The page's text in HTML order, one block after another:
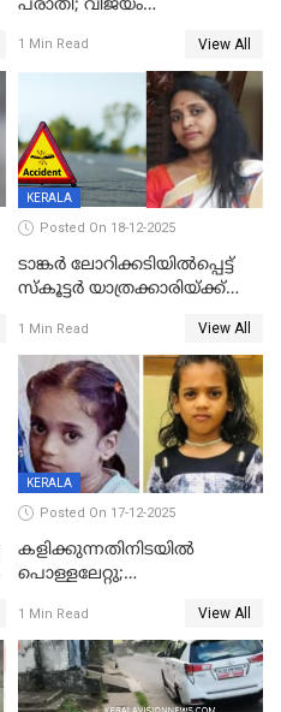
പരാതി; വിജയം
വാർഡിലെ എൽഡിഎഫ്
സ്ഥാനാർത്ഥി
1 Min Read View All
KERALA
Posted On 18-12-2025
ടാങ്കർ ലോറിക്കടിയിൽപ്പെട്ട്
സ്കൂട്ടർ യാത്രക്കാരിയ്ക്ക്
കണ്ടോത്ത് ദേശീയ പാതയിൽ
1 Min Read View All
KERALA
Posted On 17-12-2025
കളിക്കുന്നതിനിടയിൽ
പൊള്ളലേറ്റു;
ക്ലാസ് വിദ്യാർത്ഥിനി മരിച്ചു
1 Min Read View All